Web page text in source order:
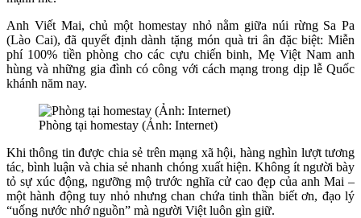
Anh Viết Mai, chủ một homestay nhỏ nằm giữa núi rừng Sa Pa
(Lào Cai), đã quyết định dành tặng món quà tri ân đặc biệt: Miễn
phí 100% tiền phòng cho các cựu chiến binh, Mẹ Việt Nam anh
hùng và những gia đình có công với cách mạng trong dịp lễ Quốc
khánh năm nay.
Phòng tại homestay (Ảnh: Internet)
Khi thông tin được chia sẻ trên mạng xã hội, hàng nghìn lượt tương
tác, bình luận và chia sẻ nhanh chóng xuất hiện. Không ít người bày
tỏ sự xúc động, ngưỡng mộ trước nghĩa cử cao đẹp của anh Mai –
một hành động tuy nhỏ nhưng chan chứa tinh thần biết ơn, đạo lý
“uống nước nhớ nguồn” mà người Việt luôn gìn giữ.